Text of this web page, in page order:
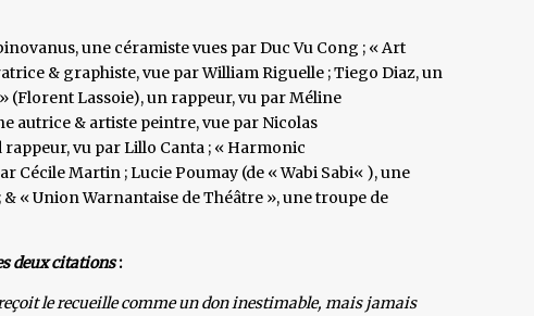
une céramiste vues par Duc Vu Cong ; « Art
& graphiste, vue par William Riguelle ; Tiego Diaz, un
(Florent Lassoie), un rappeur, vu par Méline
autrice & artiste peintre, vue par Nicolas
vu par Lillo Canta ; « Harmonic
Cécile Martin ; Lucie Poumay (de « Wabi Sabi« ), une
« Union Warnantaise de Théâtre », une troupe de
deux citations:
le recueille comme un don inestimable, mais jamais